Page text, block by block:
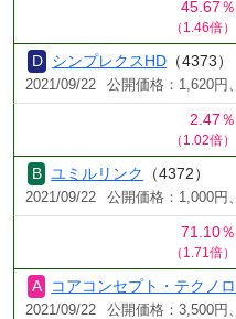
45.67％
（1.46倍）
シンプレクスHD （4373）
2021/09/22 公開価格：1,620円
2.47％
（1.02倍）
ユミルリンク （4372）
2021/09/22 公開価格：1,000円
71.10％
（1.71倍）
コアコンセプト・テクノ
2021/09/22 公開価格：3,500円